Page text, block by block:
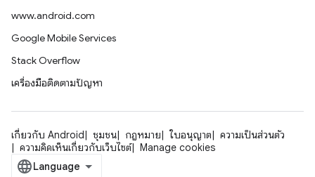
www.android.com
Google Mobile Services
Stack Overflow
เครื่องมือติดตามปัญหา
เกี่ยวกับ Android ชุมชน กฎหมาย ใบอนุญาต
ความเป็นส่วนตัว
ความคิดเห็นเกี่ยวกับเว็บไซต์
Manage cookies